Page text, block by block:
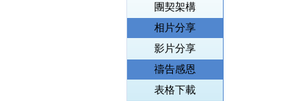
團契架構
相片分享
影片分享
禱告感恩
表格下載